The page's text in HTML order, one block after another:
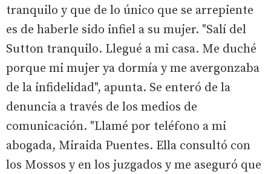
tranquilo y que de lo único que se arrepiente
es de haberle sido infiel a su mujer. "Salí del
Sutton tranquilo. Llegué a mi casa. Me duché
porque mi mujer ya dormía y me avergonzaba
de la infidelidad", apunta. Se enteró de la
denuncia a través de los medios de
comunicación. "Llamé por teléfono a mi
abogada, Miraida Puentes. Ella consultó con
los Mossos y en los juzgados y me aseguró que